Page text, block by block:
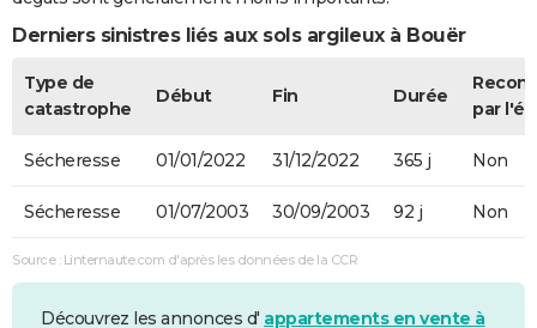
Derniers sinistres liés aux sols argileux à Bouër
Type de
catastrophe
Début Fin Durée
par
Sécheresse 01/01/2022 31/12/2022 365 j Non
Sécheresse 01/07/2003 30/09/2003 92 j Non
Source : Linternaute.com d'après les données de la CCR
Découvrez les annonces d' appartements en vente à